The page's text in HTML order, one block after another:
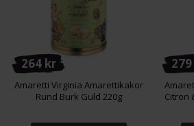
264 kr
Amaretti Virginia Amarettikakor
Rund Burk Guld 220g
Citron